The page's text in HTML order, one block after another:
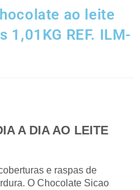
ao leite
1,01KG REF. ILM-
A DIA AO LEITE
e raspas de
O Chocolate Sicao